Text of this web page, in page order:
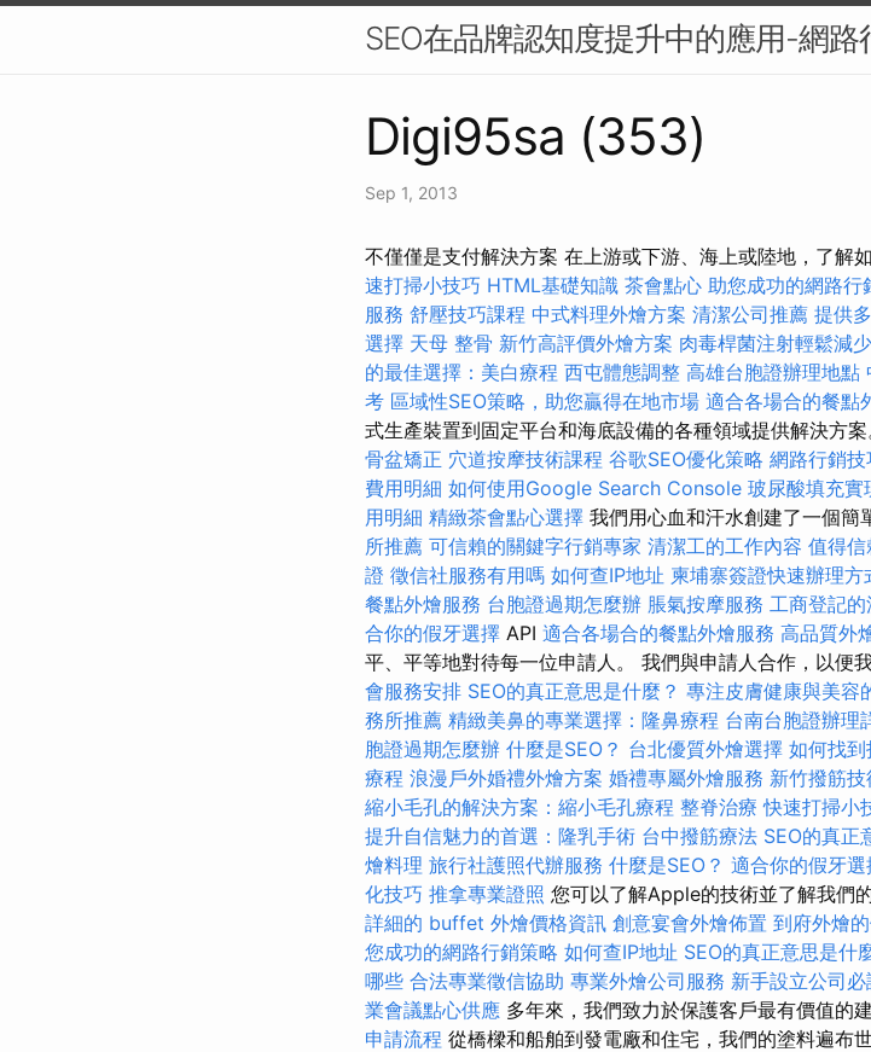
SEO在品牌認知度提升中的應用-網路
Digi95sa (353)
Sep 1, 2013
不僅僅是支付解決方案 在上游或下游、海上或陸地，了解
速打掃小技巧 HTML基礎知識 茶會點心 助您成功的網路行
服務 舒壓技巧課程 中式料理外燴方案 清潔公司推薦 提供
選擇 天母 整骨 新竹高評價外燴方案 肉毒桿菌注射輕鬆減
的最佳選擇：美白療程 西屯體態調整 高雄台胞證辦理地點
考 區域性SEO策略，助您贏得在地市場 適合各場合的餐點
式生產裝置到固定平台和海底設備的各種領域提供解決方案
骨盆矯正 穴道按摩技術課程 谷歌SEO優化策略 網路行銷技
費用明細 如何使用Google Search Console 玻尿酸填充實
用明細 精緻茶會點心選擇 我們用心血和汗水創建了一個簡
所推薦 可信賴的關鍵字行銷專家 清潔工的工作內容 值得
證 徵信社服務有用嗎 如何查IP地址 柬埔寨簽證快速辦理方
餐點外燴服務 台胞證過期怎麼辦 脹氣按摩服務 工商登記
合你的假牙選擇 API 適合各場合的餐點外燴服務 高品質外
平、平等地對待每一位申請人。 我們與申請人合作，以便
會服務安排 SEO的真正意思是什麼？ 專注皮膚健康與美容
務所推薦 精緻美鼻的專業選擇：隆鼻療程 台南台胞證辦理
胞證過期怎麼辦 什麼是SEO？ 台北優質外燴選擇 如何找
療程 浪漫戶外婚禮外燴方案 婚禮專屬外燴服務 新竹撥筋技
縮小毛孔的解決方案：縮小毛孔療程 整脊治療 快速打掃小
提升自信魅力的首選：隆乳手術 台中撥筋療法 SEO的真正
燴料理 旅行社護照代辦服務 什麼是SEO？ 適合你的假牙選
化技巧 推拿專業證照 您可以了解Apple的技術並了解我們
詳細的 buffet 外燴價格資訊 創意宴會外燴佈置 到府外燴
您成功的網路行銷策略 如何查IP地址 SEO的真正意思是什
哪些 合法專業徵信協助 專業外燴公司服務 新手設立公司必
業會議點心供應 多年來，我們致力於保護客戶最有價值的
申請流程 從橋樑和船舶到發電廠和住宅，我們的塗料遍布